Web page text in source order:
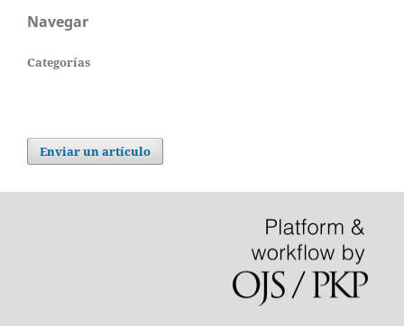
Navegar
Categorías
Enviar un artículo